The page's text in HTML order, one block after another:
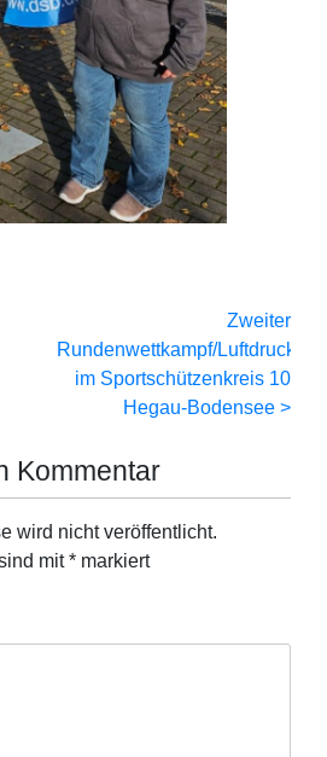
Zweiter
Rundenwettkampf/Luftdruck
im Sportschützenkreis 10
Hegau-Bodensee
Kommentar
wird nicht veröffentlicht.
mit* markiert